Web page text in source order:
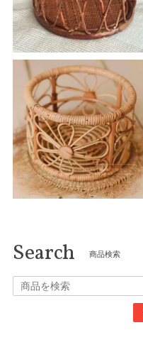
Search 商品検索